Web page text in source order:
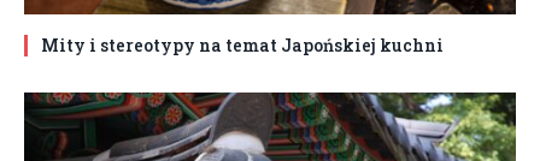
Mity i stereotypy na temat Japońskiej kuchni